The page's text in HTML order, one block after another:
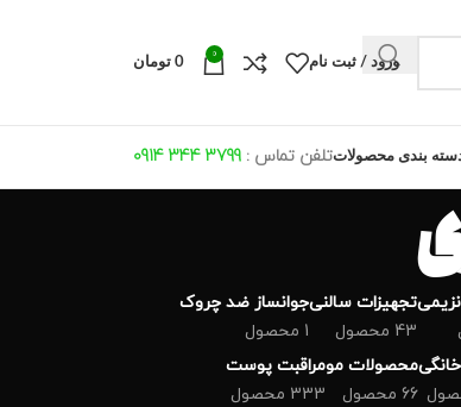
ورود / ثبت نام
0
0 تومان
بندی محصولاتتلفن تماس : 3799 344 0914
تجهیزات سالنی
43 محصول
جوانساز ضد چروک
1 محصول
خانگیمحصولات مو
66 محصول
مراقبت پوست
333 محصول